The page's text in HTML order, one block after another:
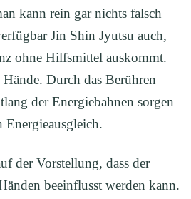
kann rein gar nichts falsch
Jin Shin Jyutsu auch,
ohne Hilfsmittel auskommt.
Durch das Berühren
der Energiebahnen sorgen
Energieausgleich.
der Vorstellung, dass der
beeinflusst werden kann.